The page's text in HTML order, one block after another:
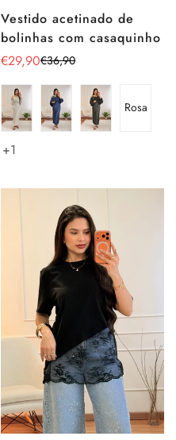
Vestido acetinado de
bolinhas com casaquinho
Preço
de
venda
€29,90
Preço
regular
€36,90
Rosa
+1